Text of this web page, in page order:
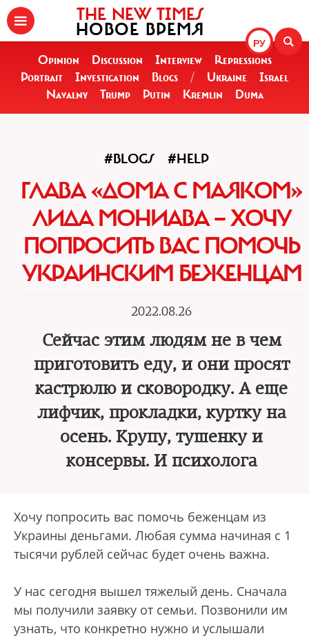
РУ
THE NEW TIMES
НОВОЕ ВРЕМЯ
Opinion Discussion Interview
Repressions
Portrait
Investigation Blogs / Ukraine
Israel
Navalny
Trump Putin Kremlin Duma
#BLOGS #HELP
ГЛАВА «ДОМА С МАЯКОМ»
ЛИДА МОНИАВА — ХОЧУ
ПОПРОСИТЬ ВАС ПОМОЧЬ
УКРАИНСКИМ БЕЖЕНЦАМ
2022.08.26
Сейчас этим людям не в чем
приготовить еду, и они просят
кастрюлю и сковородку. А еще
лифчик, прокладки, куртку на
осень. Крупу, тушенку и
консервы. И психолога
Хочу попросить вас помочь беженцам из
Украины деньгами. Любая сумма начиная с 1
тысячи рублей сейчас будет очень важна.
У нас сегодня вышел тяжелый день. Сначала
мы получили заявку от семьи. Позвонили им
узнать, что конкретно нужно и услышали